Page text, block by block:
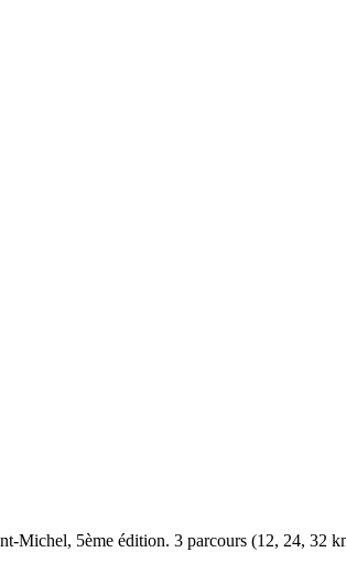
Michel, 5ème édition. 3 parcours (12, 24, 32